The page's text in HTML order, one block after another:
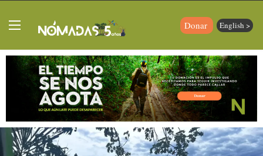
Donar English >